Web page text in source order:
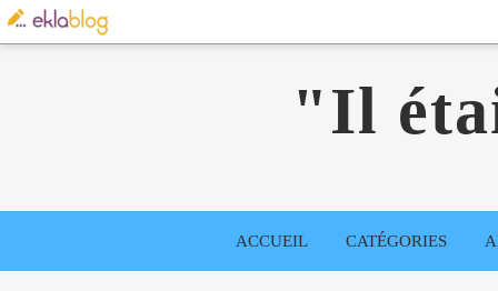
"Il
ACCUEIL CATÉGORIES